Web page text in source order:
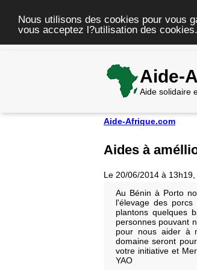
Nous utilisons des cookies pour vous
vous acceptez l?utilisation des cookies.
Aide-
Aide solidaire
Aide-Afrique.com
Aides à
Le 20/06/2014 à
Au Bénin à Porto
l'élevage des
plantons quelques
personnes pouvant
pour nous aider à
domaine seront
votre initiative et
YAO